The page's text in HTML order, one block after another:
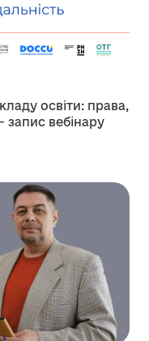
освіти: права,
запис вебінару